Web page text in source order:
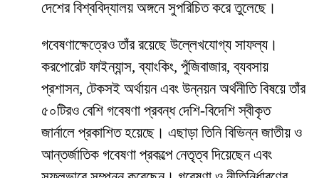
দেশের বিশ্ববিদ্যালয় অঙ্গনে সুপরিচিত করে তুলেছে।
গবেষণাক্ষেত্রেও তাঁর রয়েছে উল্লেখযোগ্য সাফল্য।
করপোরেট ফাইন্যান্স, ব্যাংকিং, পুঁজিবাজার, ব্যবসায়
প্রশাসন, টেকসই অর্থায়ন এবং উন্নয়ন অর্থনীতি বিষয়ে তাঁর
৫০টিরও বেশি গবেষণা প্রবন্ধ দেশি-বিদেশি স্বীকৃত
জার্নালে প্রকাশিত হয়েছে। এছাড়া তিনি বিভিন্ন জাতীয় ও
আন্তর্জাতিক গবেষণা প্রকল্পে নেতৃত্ব দিয়েছেন এবং